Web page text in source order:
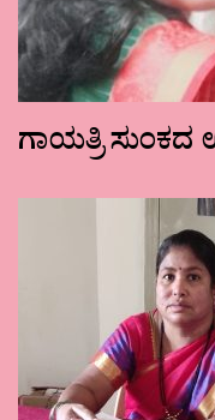
ಗಾಯತ್ರಿ